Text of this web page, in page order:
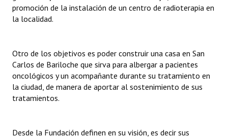
promoción de la instalación de un centro de radioterapia en
la localidad.
Otro de los objetivos es poder construir una casa en San
Carlos de Bariloche que sirva para albergar a pacientes
oncológicos y un acompañante durante su tratamiento en
la ciudad, de manera de aportar al sostenimiento de sus
tratamientos.
Desde la Fundación definen en su visión, es decir sus